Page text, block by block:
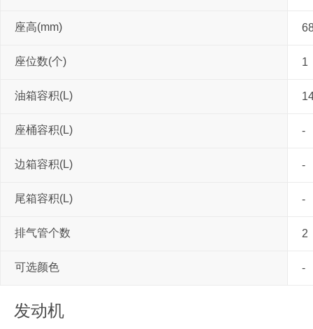
座高(mm)
座位数(个) 1
油箱容积(L)
座桶容积(L) -
边箱容积(L) -
尾箱容积(L) -
排气管个数 2
可选颜色 -
发动机